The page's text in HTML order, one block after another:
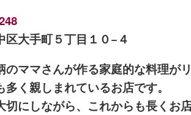
区大手町５丁目１０−４
のママさんが作る家庭的な料理が
く親しまれているお店です。
切にしながら、これからも長くお